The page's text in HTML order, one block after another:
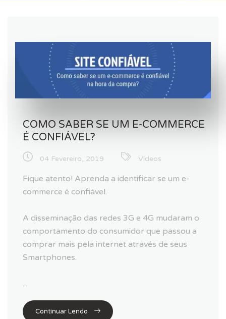
COMO SABER SE UM E-COMMERCE
É CONFIÁVEL?
04 Fevereiro, 2019 Vídeos
Fique atento! Aprenda a identificar se um e-
commerce é confiável.
A disseminação das redes 3G e 4G mudaram o
comportamento do consumidor que passou a
comprar mais pela internet através de seus
Smartphones.
...
Continuar Lendo